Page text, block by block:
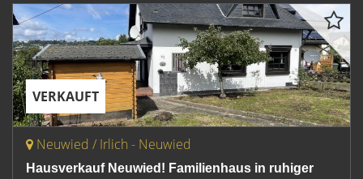
VERKAUFT
Neuwied / Irlich - Neuwied
Hausverkauf Neuwied! Familienhaus in ruhiger